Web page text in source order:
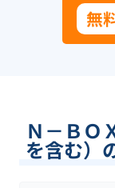
無
Ｎ－ＢＯ
を含む）